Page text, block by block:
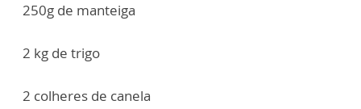
250g de manteiga
2 kg de trigo
2 colheres de canela